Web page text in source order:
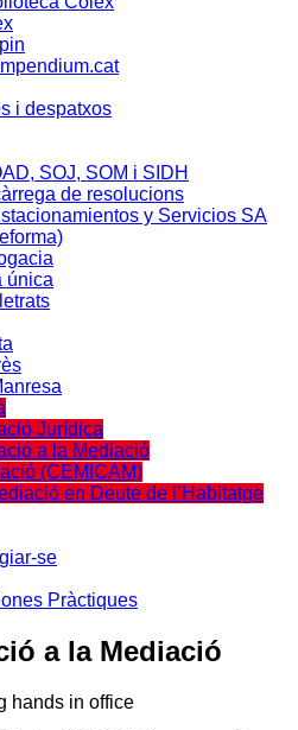
i despatxos
SOJ, SOM i SIDH
de resolucions
y Servicios SA
única
Jurídica
a la Mediació
(CEMICAM)
en Deute de l’Habitatge
se
Pràctiques
a la Mediació